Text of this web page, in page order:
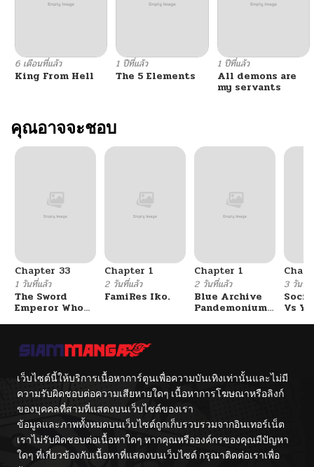
6 เดือนที่แล้ว
King From Hell
1 ปีที่แล้ว
The 5 Elements
1 ปีที่แล้ว
All demons are
my servants
คุณอาจจะชอบ
Chapter 33
1 วันที่แล้ว
The Sword
Emperor Who
จักรพรรดิเทพดาบ
ผงาดเหนือชาติภพ
Chapter 1
2 วันที่แล้ว
FamiRes Iko.
Chapter 1
2 วันที่แล้ว
Blue Archive
Pandemonium
3 วันที่
Vs
เว็บไซต์นี้ให้บริการเนื้อหาการ์ตูนเพื่อความบันเทิงเท่านั้นและไม่มี
ความรับผิดชอบต่อความเสียหายใดๆ เนื้อหาการโฆษณาหรือลิงก์
ของบุคคลที่สามที่แสดงบนเว็บไซต์ของเรา
ข้อมูลและภาพทั้งหมดบนเว็บไซต์ถูกเก็บรวบรวมจากอินเทอร์เน็ต
เราไม่รับผิดชอบต่อเนื้อหาใดๆ หากคุณหรือองค์กรของคุณมีปัญหา
ใดๆ ที่เกี่ยวข้องกับเนื้อหาที่แสดงบนเว็บไซต์ กรุณาติดต่อเราเพื่อ